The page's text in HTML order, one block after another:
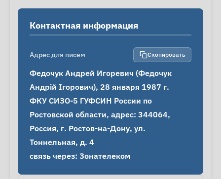
Контактная информация
Адрес для писем Скопировать
Федочук Андрей Игоревич (Федочук
Андрій Ігорович), 28 января 1987 г.
ФКУ СИЗО-5 ГУФСИН России по
Ростовской области, адрес: 344064,
Россия, г. Ростов-на-Дону, ул.
Тоннельная, д. 4
связь через: Зонателеком